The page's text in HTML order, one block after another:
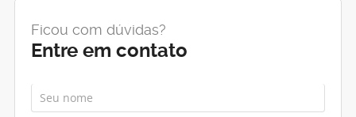
Ficou com dúvidas?
Entre em contato